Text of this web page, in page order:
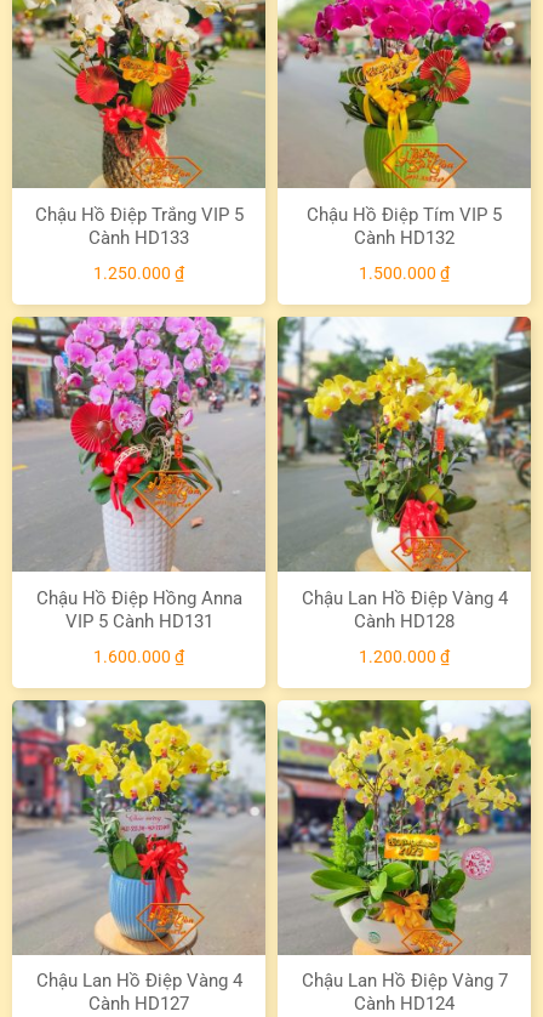
Chậu Hồ Điệp Trắng VIP 5
Cành HD133
1.250.000 ₫
Chậu Hồ Điệp Tím VIP 5
Cành HD132
1.500.000 ₫
Chậu Hồ Điệp Hồng Anna
VIP 5 Cành HD131
1.600.000 ₫
Chậu Lan Hồ Điệp Vàng 4
Cành HD128
1.200.000 ₫
Chậu Lan Hồ Điệp Vàng 4
Cành HD127
Chậu Lan Hồ Điệp Vàng 7
Cành HD124